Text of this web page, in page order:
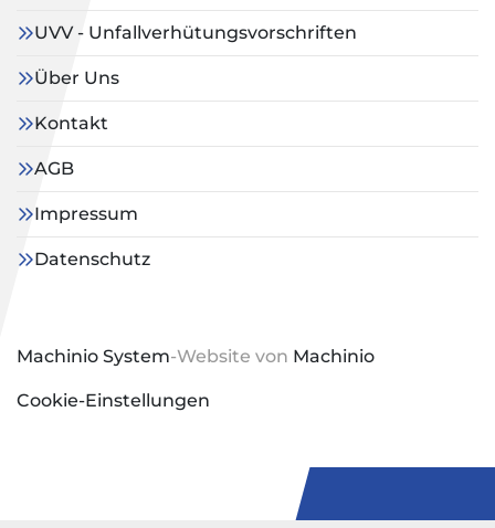
UVV - Unfallverhütungsvorschriften
Über Uns
Kontakt
AGB
Impressum
Datenschutz
Machinio System-Website von Machinio
Cookie-Einstellungen